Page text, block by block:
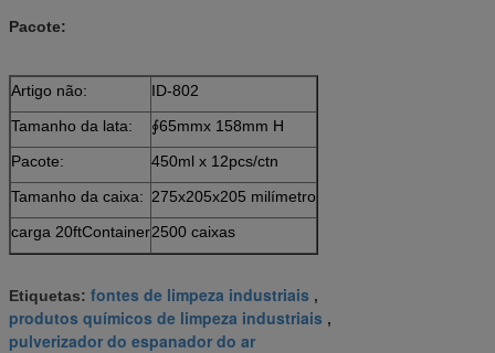
Pacote:
Artigo não:
ID-802
Tamanho da lata:
∮65mmx 158mm H
Pacote:
450ml x 12pcs/ctn
Tamanho da caixa: 275x205x205 milímetro
carga 20ftContainer2500 caixas
Etiquetas: fontes de limpeza industriais ,
produtos químicos de limpeza industriais ,
pulverizador do espanador do ar